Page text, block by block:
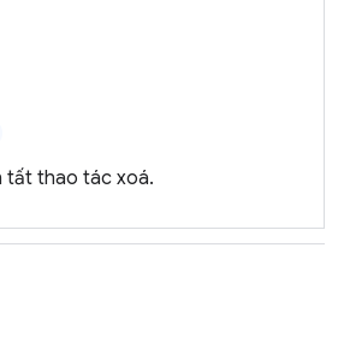
tất thao tác xoá.